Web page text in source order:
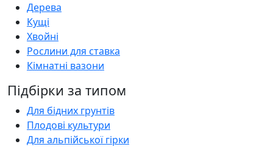
Дерева
Кущі
Хвойні
Рослини для ставка
Кімнатні вазони
Підбірки за типом
Для бідних грунтів
Плодові культури
Для альпійської гірки